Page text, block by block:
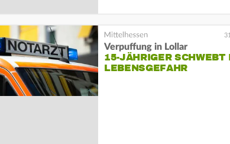
Verpuffung in Lollar
15-JÄHRIGER SCHWEBT
LEBENSGEFAHR